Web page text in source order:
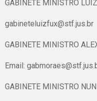
GABINETE MINISTRO
gabineteluizfux@stf.jus.br
GABINETE MINISTRO
Email:
GABINETE MINISTRO